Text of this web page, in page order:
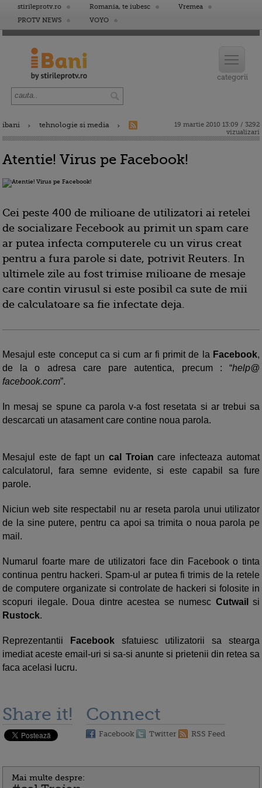
stirileprotv.ro Romania, te iubesc
Vremea
PROTV NEWS
VOYO
ibani tehnologie si media
19 martie 2010 13:09 / 3292
vizualizari
Atentie! Virus pe Facebook!
Cei peste 400 de milioane de utilizatori ai retelei
de socializare Fecebook au primit un spam care
ar putea infecta computerele cu un virus creat
pentru a fura parole si date, potrivit Reuters. In
ultimele zile au fost trimise milioane de mesaje
care contin virusul si este posibil ca sute de mii
de calculatoare sa fie infectate deja.
Mesajul este conceput ca si cum ar fi primit de la Facebook,
de la o adresa care pare autentica, precum : “help@
facebook.com”.
In mesaj se spune ca parola v-a fost resetata si ar trebui sa
descarcati un atasament care contine noua parola.
Mesajul este de fapt un cal Troian care infecteaza automat
calculatorul, fara semne evidente, si este capabil sa fure
parole.
Niciun web site respectabil nu ar reseta parola unui utilizator
de la sine putere, pentru ca apoi sa trimita o noua parola pe
mail.
Numarul foarte mare de utilizatori face din Facebook o tinta
continua pentru hackeri. Spam-ul ar putea fi trimis de la retele
de computere organizate si controlate de hackeri si folosite in
scopuri ilegale. Doua dintre acestea se numesc Cutwail si
Rustock.
Reprezentantii Facebook sfatuiesc utilizatorii sa stearga
imediat aceste email-uri si sa-si anunte si prietenii din retea sa
faca acelasi lucru.
Share it! Connect
Facebook Twitter RSS Feed
Mai multe despre: